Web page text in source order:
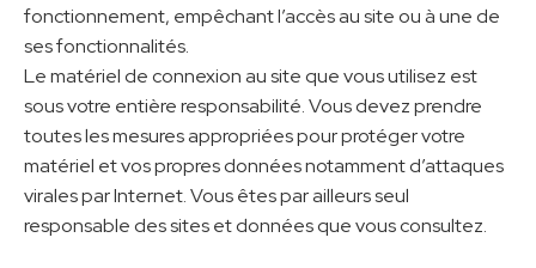
fonctionnement, empêchant l’accès au site ou à une de
ses fonctionnalités.
Le matériel de connexion au site que vous utilisez est
sous votre entière responsabilité. Vous devez prendre
toutes les mesures appropriées pour protéger votre
matériel et vos propres données notamment d’attaques
virales par Internet. Vous êtes par ailleurs seul
responsable des sites et données que vous consultez.